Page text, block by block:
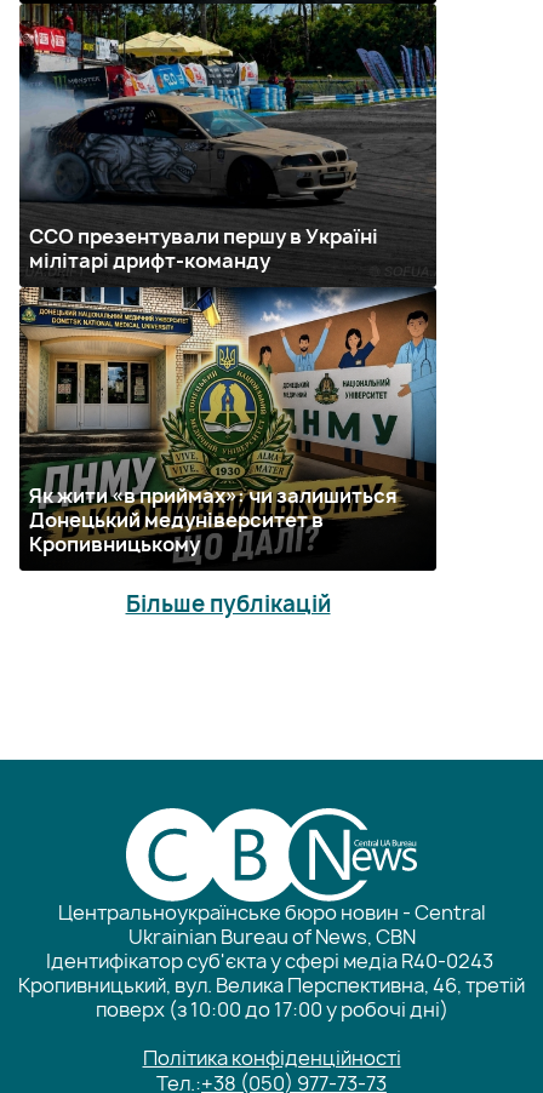
ССО презентували першу в Україні
мілітарі дрифт-команду
Як жити «в приймах»: чи залишиться
Донецький медуніверситет в
Кропивницькому
Більше публікацій
Центральноукраїнське бюро новин - Central
Ukrainian Bureau of News, CBN
Ідентифікатор суб'єкта у сфері медіа R40-0243
Кропивницький, вул. Велика Перспективна, 46, третій
поверх (з 10:00 до 17:00 у робочі дні)
Політика конфіденційності
Тел.:+38 (050) 977-73-73